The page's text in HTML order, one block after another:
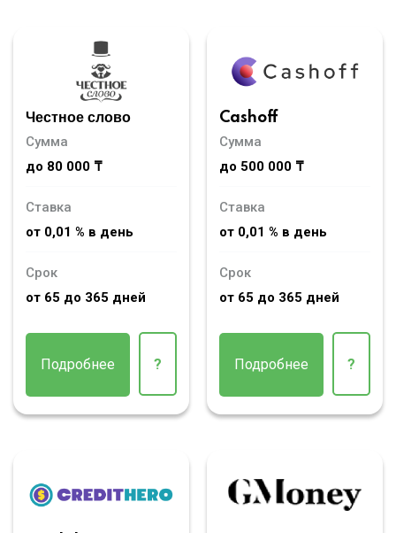
Честное слово
Сумма
до 80 000 ₸
Ставка
от 0,01 % в день
Срок
от 65 до 365 дней
Подробнее ?
Cashoff
Сумма
до 500 000 ₸
Ставка
от 0,01 % в день
Срок
от 65 до 365 дней
Подробнее ?